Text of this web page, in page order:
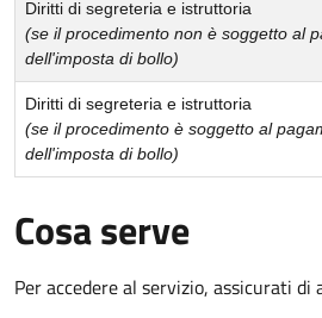
Diritti di segreteria e istruttoria
(se il procedimento non è soggetto al
dell'imposta di bollo)
Diritti di segreteria e istruttoria
(se il procedimento è soggetto al
dell'imposta di bollo)
Cosa serve
Per accedere al servizio, assicurati di